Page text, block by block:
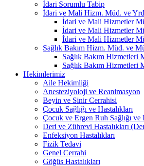
İdari Sorumlu Tabip
İdari ve Mali Hizm. Müd. ve
İdari ve Mali Hizmetler
İdari ve Mali Hizmetler
İdari ve Mali Hizmetler
Sağlık Bakım Hizm. Müd. ve
Sağlık Bakım Hizmetleri
Sağlık Bakım Hizmetleri
Hekimlerimiz
Aile Hekimliği
Anesteziyoloji ve Reanimasyon
Beyin ve Sinir Cerrahisi
Çocuk Sağlığı ve Hastalıkları
Çocuk ve Ergen Ruh Sağlığı ve
Deri ve Zührevi Hastalıkları
Enfeksiyon Hastalıkları
Fizik Tedavi
Genel Cerrahi
Göğüs Hastalıkları